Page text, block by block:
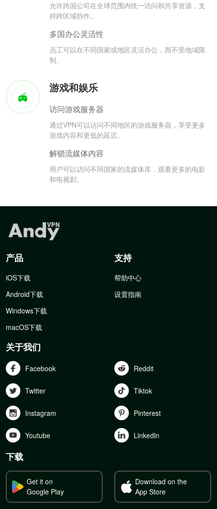
允许跨国公司在全球范围内统一访问和共享资源，支
持跨区域协作。
多国办公灵活性
员工可以在不同国家或地区灵活办公，而不受地域限
制。
游戏和娱乐
访问游戏服务器
通过VPN可以访问不同地区的游戏服务器，享受更多
游戏内容和更低的延迟。
解锁流媒体内容
用户可以访问不同国家的流媒体库，观看更多的电影
和电视剧。
产品
iOS下载
Android下载
Windows下载
macOS下载
支持
帮助中心
设置指南
关于我们
Facebook Reddit
Twitter Tiktok
Instagram Pinterest
Youtube Linkedln
下载
Get it on
Google Play
Download on the
App Store